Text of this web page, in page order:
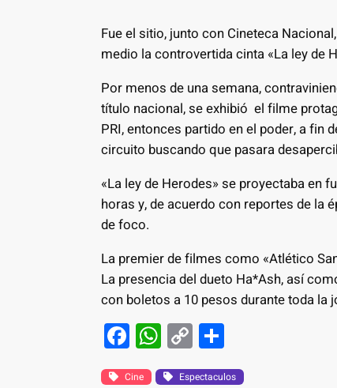
Fue el sitio, junto con Cineteca
medio la controvertida cinta «La ley de
Por menos de una semana,
título nacional, se exhibió el filme
PRI, entonces partido en el poder, a
circuito buscando que pasara
«La ley de Herodes» se proyectaba en
horas y, de acuerdo con reportes de la
de foco.
La premier de filmes como «Atlético
La presencia del dueto Ha*Ash, así
con boletos a 10 pesos durante toda la
F
a
W
h
C
o h
Cine Espectaculos